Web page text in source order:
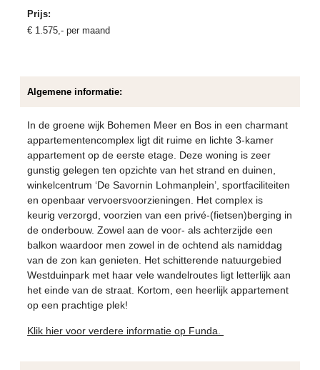
Prijs:
€ 1.575 ,- per maand
Algemene informatie:
In de groene wijk Bohemen Meer en Bos in een charmant
appartementencomplex ligt dit ruime en lichte 3-kamer
appartement op de eerste etage. Deze woning is zeer
gunstig gelegen ten opzichte van het strand en duinen,
winkelcentrum ‘De Savornin Lohmanplein’, sportfaciliteiten
en openbaar vervoersvoorzieningen. Het complex is
keurig verzorgd, voorzien van een privé-(fietsen)berging in
de onderbouw. Zowel aan de voor- als achterzijde een
balkon waardoor men zowel in de ochtend als namiddag
van de zon kan genieten. Het schitterende natuurgebied
Westduinpark met haar vele wandelroutes ligt letterlijk aan
het einde van de straat. Kortom, een heerlijk appartement
op een prachtige plek!
Klik hier voor verdere informatie op Funda.